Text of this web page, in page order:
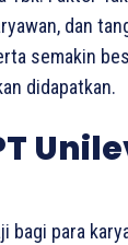
dan
semakin
didapatkan.
bagi para